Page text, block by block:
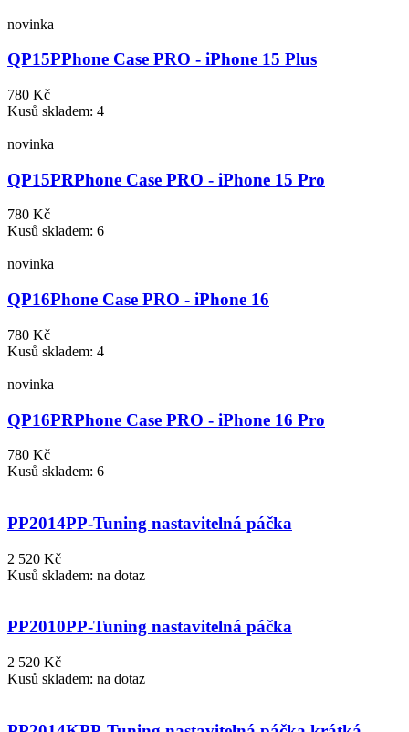
novinka
QP15PPhone Case PRO - iPhone 15 Plus
780 Kč
Kusů skladem: 4
novinka
QP15PRPhone Case PRO - iPhone 15 Pro
780 Kč
Kusů skladem: 6
novinka
QP16Phone Case PRO - iPhone 16
780 Kč
Kusů skladem: 4
novinka
QP16PRPhone Case PRO - iPhone 16 Pro
780 Kč
Kusů skladem: 6
PP2014PP-Tuning nastavitelná páčka
2 520 Kč
Kusů skladem: na dotaz
PP2010PP-Tuning nastavitelná páčka
2 520 Kč
Kusů skladem: na dotaz